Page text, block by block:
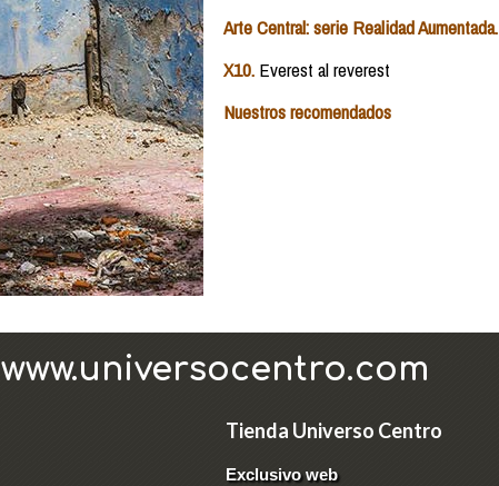
Arte Central: serie Realidad Aumentada.
X10. Everest al reverest
Nuestros recomendados
www.universocentro.com
Tienda Universo Centro
Exclusivo web